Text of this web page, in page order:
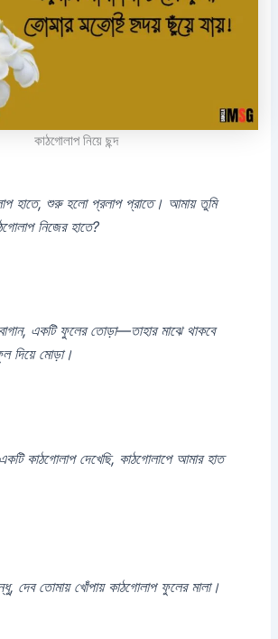
কাঠগোলাপ নিয়ে ছন্দ
হাতে, শুরু হলো প্রলাপ প্রাতে। আমায় তুমি
নিজের হাতে?
একটি ফুলের তোড়া—তাহার মাঝে থাকবে
দিয়ে মোড়া।
কাঠগোলাপ দেখেছি, কাঠগোলাপে আমার হাত
দেব তোমায় খোঁপায় কাঠগোলাপ ফুলের মালা।